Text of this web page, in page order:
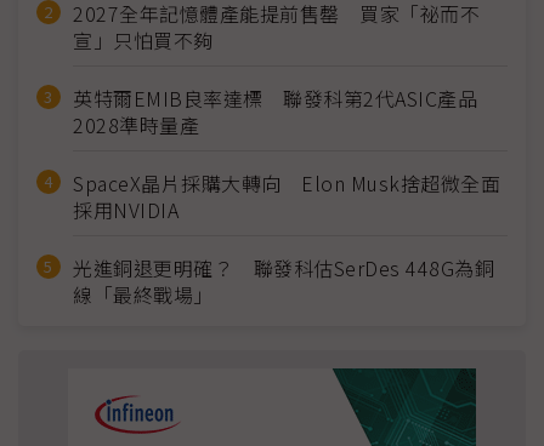
2027全年記憶體產能提前售罄 買家「祕而不
宣」只怕買不夠
英特爾EMIB良率達標 聯發科第2代ASIC產品
2028準時量產
SpaceX晶片採購大轉向 Elon Musk捨超微全面
採用NVIDIA
光進銅退更明確？ 聯發科估SerDes 448G為銅
線「最終戰場」